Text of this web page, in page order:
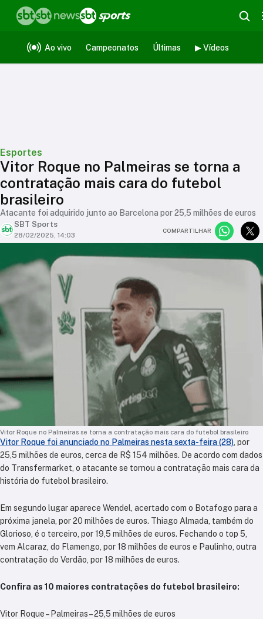
Ao vivo Campeonatos Últimas ▶ Vídeos
Esportes
Vitor Roque no Palmeiras se torna a
contratação mais cara do futebol
brasileiro
Atacante foi adquirido junto ao Barcelona por 25,5 milhões de euros
SBT Sports
28/02/2025, 14:03
COMPARTILHAR
Vitor Roque no Palmeiras se torna a contratação mais cara do futebol brasileiro
Vitor Roque foi anunciado no Palmeiras nesta sexta-feira (28) , por
25,5 milhões de euros, cerca de R$ 154 milhões. De acordo com dados
do Transfermarket, o atacante se tornou a contratação mais cara da
história do futebol brasileiro.
Em segundo lugar aparece Wendel, acertado com o Botafogo para a
próxima janela, por 20 milhões de euros. Thiago Almada, também do
Glorioso, é o terceiro, por 19,5 milhões de euros. Fechando o top 5,
vem Alcaraz, do Flamengo, por 18 milhões de euros e Paulinho, outra
contratação do Verdão, por 18 milhões de euros.
Confira as 10 maiores contratações do futebol brasileiro:
Vitor Roque – Palmeiras – 25,5 milhões de euros